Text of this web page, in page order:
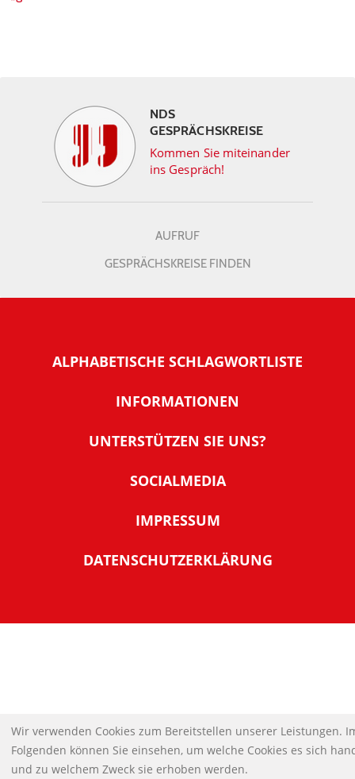
NDS
GESPRÄCHSKREISE
Kommen Sie miteinander
ins Gespräch!
AUFRUF
GESPRÄCHSKREISE FINDEN
ALPHABETISCHE SCHLAGWORTLISTE
INFORMATIONEN
Warum NachDenkSeiten
Tipps zur Nutzung der NachDenkSeiten
Banner und E-Mail-Signaturen
Kontakt
UNTERSTÜTZEN SIE UNS?
Werden Sie Fördermitglied
Spenden Sie Online
SOCIALMEDIA
IMPRESSUM
DATENSCHUTZERKLÄRUNG
Wir verwenden Cookies zum Bereitstellen unserer Leistungen.
Folgenden können Sie einsehen, um welche Cookies es sich
und zu welchem Zweck sie erhoben werden.